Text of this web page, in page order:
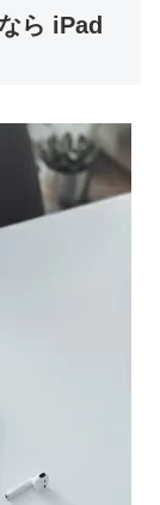
ら iPad